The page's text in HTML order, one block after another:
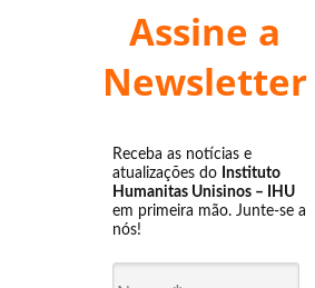
Assine a
Newsletter
Receba as notícias e
atualizações do Instituto
Humanitas Unisinos – IHU
em primeira mão. Junte-se a
nós!